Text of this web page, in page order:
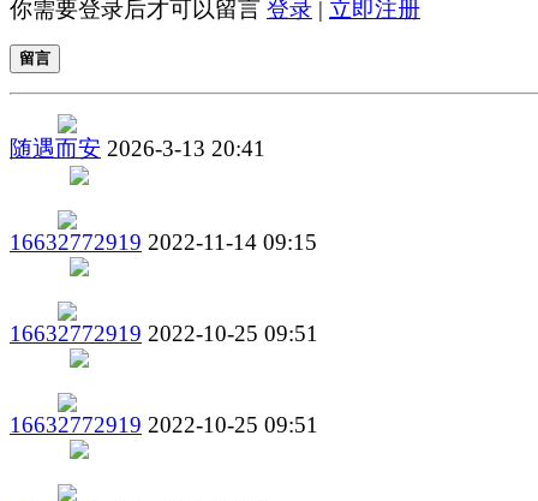
你需要登录后才可以留言 登录 | 立即注册
留言
随遇而安 2026-3-13 20:41
16632772919 2022-11-14 09:15
16632772919 2022-10-25 09:51
16632772919 2022-10-25 09:51